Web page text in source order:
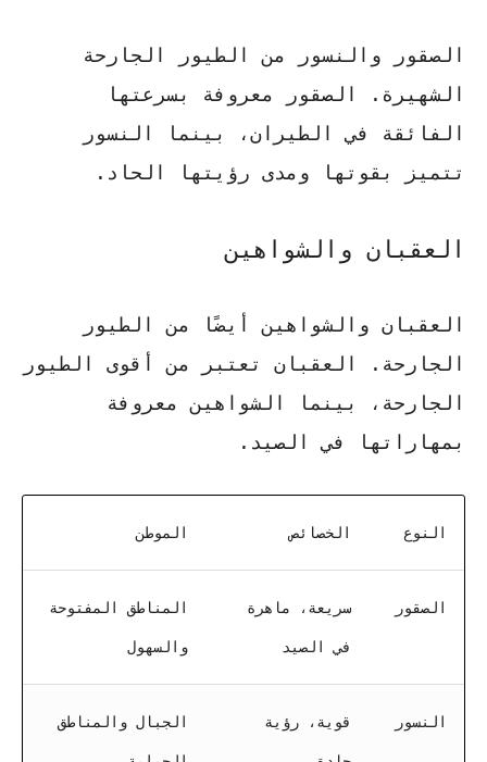
الصقور
والنسور من الطيور الجارحة
الشهيرة.
الصقور
معروفة بسرعتها
الفائقة في الطيران، بينما
النسور
تتميز بقوتها ومدى رؤيتها الحاد.
العقبان والشواهين
العقبان والشواهين أيضًا من الطيور
الجارحة. العقبان تعتبر من أقوى الطيور
الجارحة، بينما الشواهين معروفة
بمهاراتها في الصيد.
النوع الخصائص الموطن
الصقور سريعة، ماهرة
في الصيد
المناطق المفتوحة
والسهول
النسور قوية، رؤية الجبال والمناطق